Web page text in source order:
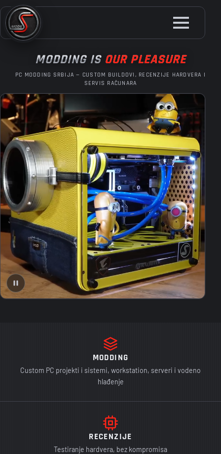
Skip
to
main
MODDING IS OUR PLEASURE
PC MODDING SRBIJA — CUSTOM BUILDOVI, RECENZIJE HARDVERA I
SERVIS RAČUNARA
MODDING
Custom PC projekti i sistemi, workstation, serveri i vodeno
hlađenje
RECENZIJE
Testiranje hardvera, bez kompromisa